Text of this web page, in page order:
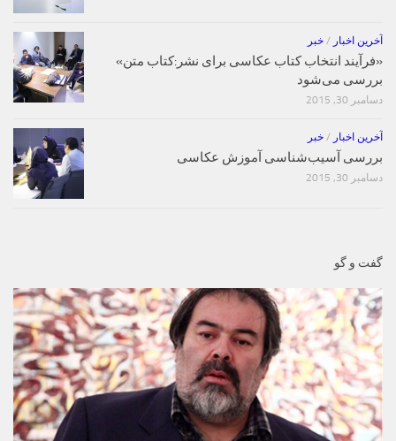
آخرین اخبار / خبر
«فرآیند انتخاب کتاب‌ عکاسی برای نشر:کتاب متن»
بررسی می‌شود
دسامبر 30, 2015
آخرین اخبار / خبر
بررسی آسیب‌شناسی آموزش عکاسی
دسامبر 30, 2015
گفت و گو